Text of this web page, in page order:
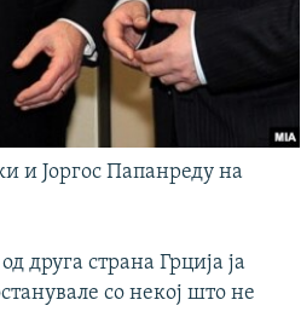
и Јоргос Папанреду на
друга страна Грција ја
со некој што не